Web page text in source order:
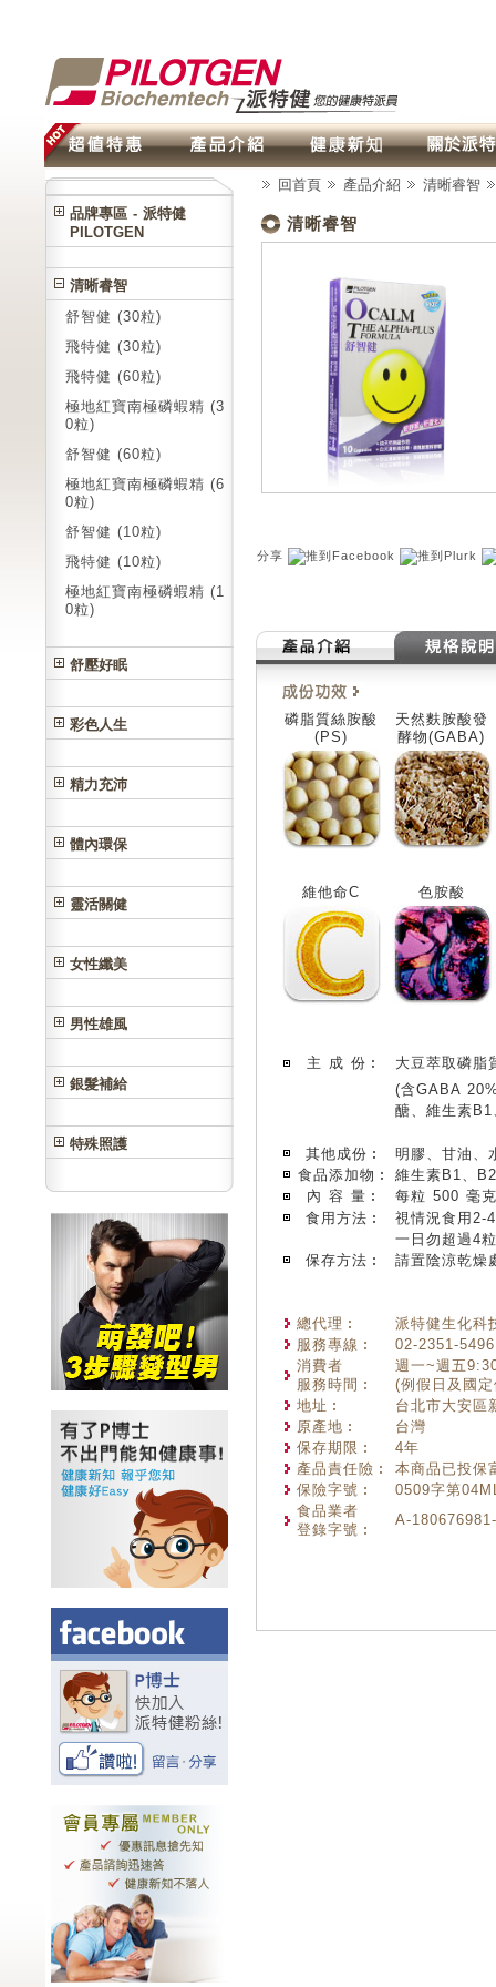
品牌專區 - 派特健
PILOTGEN
清晰睿智
舒智健 (30粒)
飛特健 (30粒)
飛特健 (60粒)
極地紅寶南極磷蝦精 (3
0粒)
舒智健 (60粒)
極地紅寶南極磷蝦精 (6
0粒)
舒智健 (10粒)
飛特健 (10粒)
極地紅寶南極磷蝦精 (1
0粒)
舒壓好眠
彩色人生
精力充沛
體內環保
靈活關健
女性纖美
男性雄風
銀髮補給
特殊照護
回首頁 產品介紹 清晰睿智
清晰睿智
分享
磷脂質絲胺酸
(PS)
天然麩胺酸發
酵物(GABA)
維他命C 色胺酸
主 成 份︰
大豆萃取磷脂
(含GABA
醣、維生素
其他成份︰
明膠、甘油、
食品添加物︰
維生素B1、
內 容 量︰
每粒 500 毫
食用方法︰
視情況食用2-
一日勿超過4
保存方法︰
請置陰涼乾燥
總代理︰
派特健生化科
服務專線︰
02-2351-5496
消費者
服務時間︰
週一~週五
(例假日及國
地址︰
台北市大安區
原產地︰
台灣
保存期限︰
4年
產品責任險︰
本商品已投保
保險字號︰
0509字第
食品業者
登錄字號︰
A-